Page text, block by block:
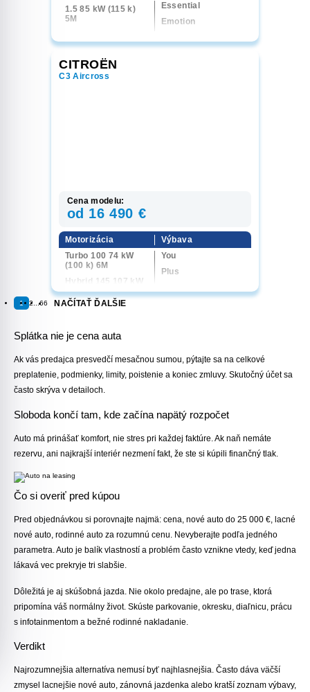
1.5 85 kW (115 k)
5M
Essential
Emotion
CITROËN
C3 Aircross
Cena modelu:
od 16 490 €
Motorizácia
Turbo 100 74 kW
(100 k) 6M
Hybrid 145 107 kW
(145 k) 6AT
Výbava
You
Plus
1 2...66 NAČÍTAŤ ĎALŠIE
Splátka nie je cena auta
Ak vás predajca presvedčí mesačnou sumou, pýtajte sa na celkové
preplatenie, podmienky, limity, poistenie a koniec zmluvy. Skutočný účet sa
často skrýva v detailoch.
Sloboda končí tam, kde začína napätý rozpočet
Auto má prinášať komfort, nie stres pri každej faktúre. Ak naň nemáte
rezervu, ani najkrajší interiér nezmení fakt, že ste si kúpili finančný tlak.
Čo si overiť pred kúpou
Pred objednávkou si porovnajte najmä: cena, nové auto do 25 000 €, lacné
nové auto, rodinné auto za rozumnú cenu. Nevyberajte podľa jedného
parametra. Auto je balík vlastností a problém často vznikne vtedy, keď jedna
lákavá vec prekryje tri slabšie.
Dôležitá je aj skúšobná jazda. Nie okolo predajne, ale po trase, ktorá
pripomína váš normálny život. Skúste parkovanie, okresku, diaľnicu, prácu
s infotainmentom a bežné rodinné nakladanie.
Verdikt
Najrozumnejšia alternatíva nemusí byť najhlasnejšia. Často dáva väčší
zmysel lacnejšie nové auto, zánovná jazdenka alebo kratší zoznam výbavy,